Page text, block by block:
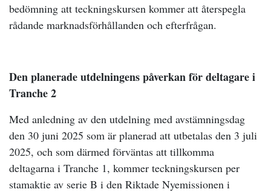
bedömning att teckningskursen kommer att återspegla
rådande marknadsförhållanden och efterfrågan.
Den planerade utdelningens påverkan för deltagare i
Tranche 2
Med anledning av den utdelning med avstämningsdag
den 30 juni 2025 som är planerad att utbetalas den 3 juli
2025, och som därmed förväntas att tillkomma
deltagarna i Tranche 1, kommer teckningskursen per
stamaktie av serie B i den Riktade Nyemissionen i